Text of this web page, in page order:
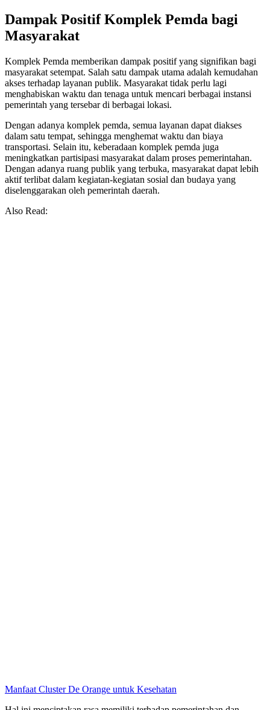
Dampak Positif Komplek Pemda bagi
Masyarakat
Komplek Pemda memberikan dampak positif yang signifikan bagi
masyarakat setempat. Salah satu dampak utama adalah kemudahan
akses terhadap layanan publik. Masyarakat tidak perlu lagi
menghabiskan waktu dan tenaga untuk mencari berbagai instansi
pemerintah yang tersebar di berbagai lokasi.
Dengan adanya komplek pemda, semua layanan dapat diakses
dalam satu tempat, sehingga menghemat waktu dan biaya
transportasi. Selain itu, keberadaan komplek pemda juga
meningkatkan partisipasi masyarakat dalam proses pemerintahan.
Dengan adanya ruang publik yang terbuka, masyarakat dapat lebih
aktif terlibat dalam kegiatan-kegiatan sosial dan budaya yang
diselenggarakan oleh pemerintah daerah.
Also Read:
Manfaat Cluster De Orange untuk Kesehatan